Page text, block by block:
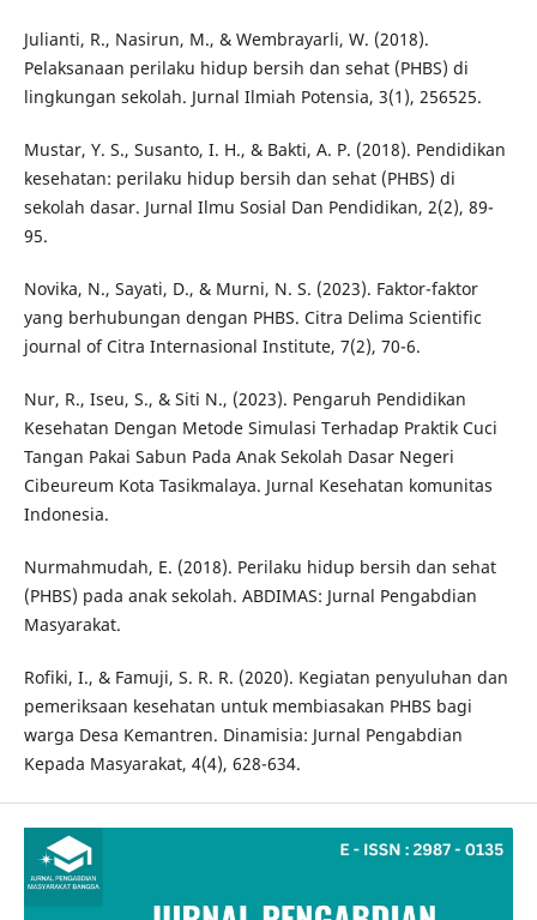
Julianti, R., Nasirun, M., & Wembrayarli, W. (2018).
Pelaksanaan perilaku hidup bersih dan sehat (PHBS) di
lingkungan sekolah. Jurnal Ilmiah Potensia, 3(1), 256525.
Mustar, Y. S., Susanto, I. H., & Bakti, A. P. (2018). Pendidikan
kesehatan: perilaku hidup bersih dan sehat (PHBS) di
sekolah dasar. Jurnal Ilmu Sosial Dan Pendidikan, 2(2), 89-
95.
Novika, N., Sayati, D., & Murni, N. S. (2023). Faktor-faktor
yang berhubungan dengan PHBS. Citra Delima Scientific
journal of Citra Internasional Institute, 7(2), 70-6.
Nur, R., Iseu, S., & Siti N., (2023). Pengaruh Pendidikan
Kesehatan Dengan Metode Simulasi Terhadap Praktik Cuci
Tangan Pakai Sabun Pada Anak Sekolah Dasar Negeri
Cibeureum Kota Tasikmalaya. Jurnal Kesehatan komunitas
Indonesia.
Nurmahmudah, E. (2018). Perilaku hidup bersih dan sehat
(PHBS) pada anak sekolah. ABDIMAS: Jurnal Pengabdian
Masyarakat.
Rofiki, I., & Famuji, S. R. R. (2020). Kegiatan penyuluhan dan
pemeriksaan kesehatan untuk membiasakan PHBS bagi
warga Desa Kemantren. Dinamisia: Jurnal Pengabdian
Kepada Masyarakat, 4(4), 628-634.